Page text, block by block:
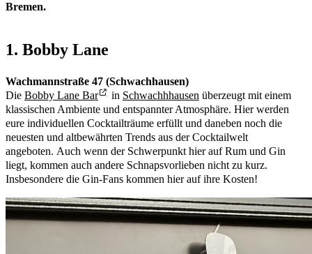
Bremen.
1. Bobby Lane
Wachmannstraße 47 (Schwachhausen)
Die Bobby Lane Bar in Schwachhhausen überzeugt mit einem
klassischen Ambiente und entspannter Atmosphäre. Hier werden
eure individuellen Cocktailträume erfüllt und daneben noch die
neuesten und altbewährten Trends aus der Cocktailwelt
angeboten. Auch wenn der Schwerpunkt hier auf Rum und Gin
liegt, kommen auch andere Schnapsvorlieben nicht zu kurz.
Insbesondere die Gin-Fans kommen hier auf ihre Kosten!